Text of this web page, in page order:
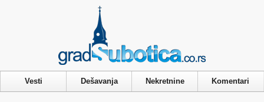
Vesti Dešavanja Nekretnine Komentari
Privacy & Cookies Policy